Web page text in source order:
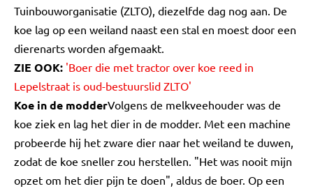
Tuinbouworganisatie (ZLTO), diezelfde dag nog aan. De
koe lag op een weiland naast een stal en moest door een
dierenarts worden afgemaakt.
ZIE OOK: 'Boer die met tractor over koe reed in
Lepelstraat is oud-bestuurslid ZLTO'
Koe in de modderVolgens de melkveehouder was de
koe ziek en lag het dier in de modder. Met een machine
probeerde hij het zware dier naar het weiland te duwen,
zodat de koe sneller zou herstellen. "Het was nooit mijn
opzet om het dier pijn te doen", aldus de boer. Op een